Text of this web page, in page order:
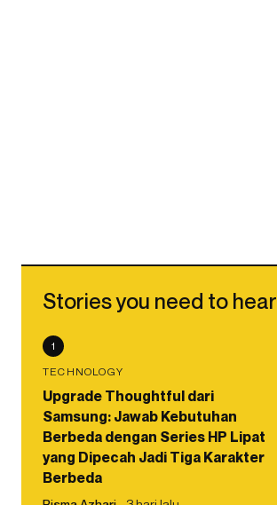
Stories you need to hear
1
TECHNOLOGY
Upgrade Thoughtful dari
Samsung: Jawab Kebutuhan
Berbeda dengan Series HP Lipat
yang Dipecah Jadi Tiga Karakter
Berbeda